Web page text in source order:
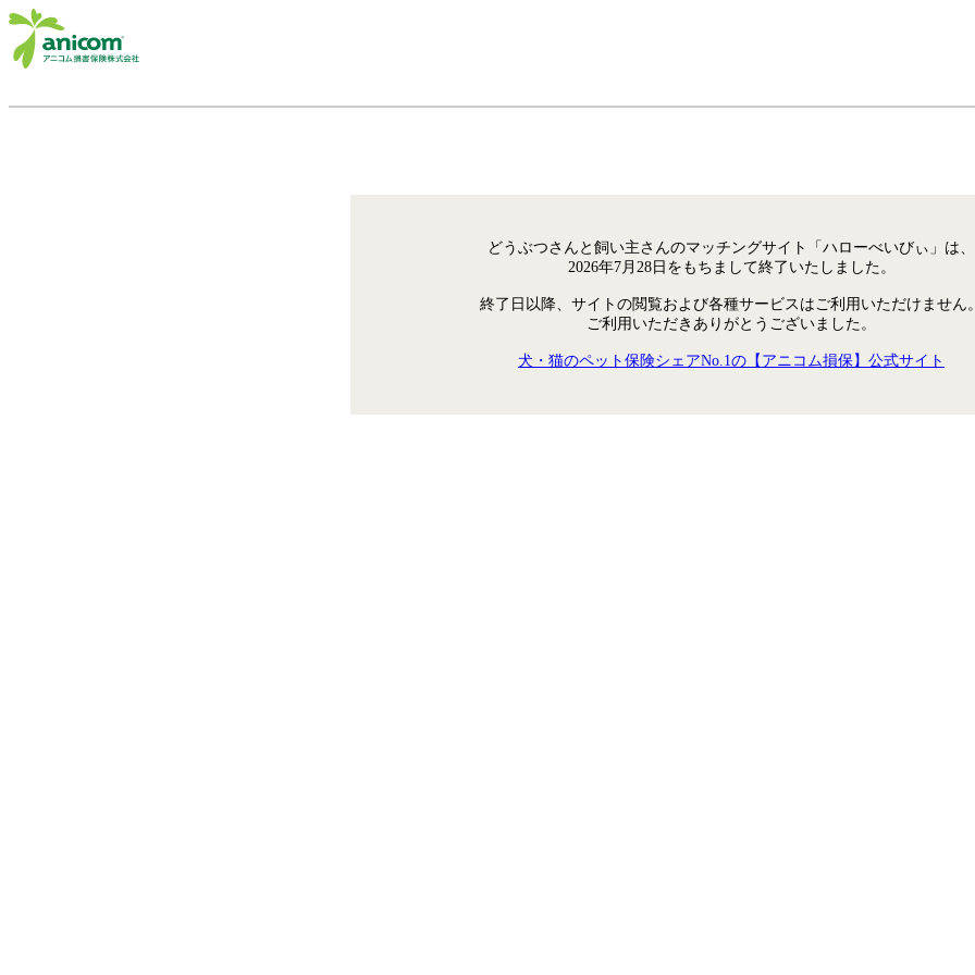
どうぶつさんと飼い主さんのマッチングサイト「ハローべいびぃ」は、
2026年7月28日をもちまして終了いたしました。
終了日以降、サイトの閲覧および各種サービスはご利用いただけません
ご利用いただきありがとうございました。
犬・猫のペット保険シェアNo.1の【アニコム損保】公式サイト